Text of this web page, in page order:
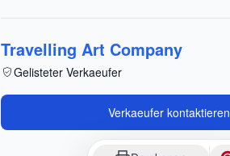
Travelling Art Company
Gelisteter Verkaeufer
Verkaeufer kontaktieren